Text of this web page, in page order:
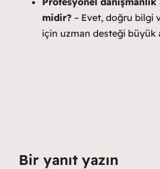
midir? – Evet, doğru bilgi
için uzman desteği büyük
Bir yanıt yazın